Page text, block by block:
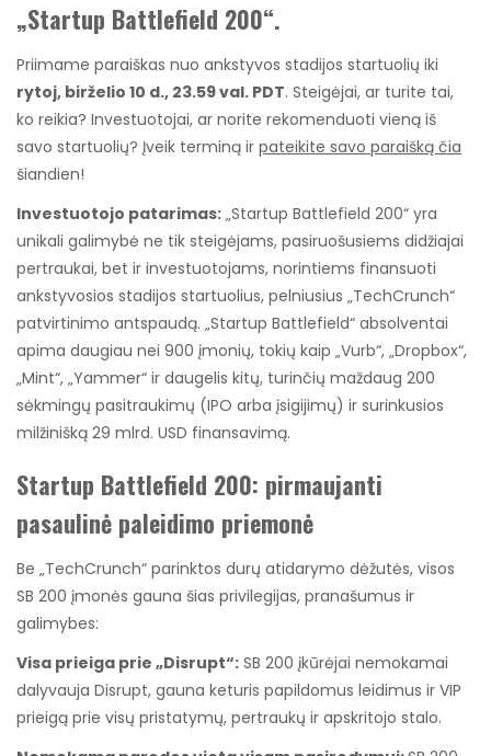
„Startup Battlefield 200“.
Priimame paraiškas nuo ankstyvos stadijos startuolių iki
rytoj, birželio 10 d., 23.59 val. PDT. Steigėjai, ar turite tai,
ko reikia? Investuotojai, ar norite rekomenduoti vieną iš
savo startuolių? Įveik terminą ir pateikite savo paraišką čia
šiandien!
Investuotojo patarimas: „Startup Battlefield 200“ yra
unikali galimybė ne tik steigėjams, pasiruošusiems didžiajai
pertraukai, bet ir investuotojams, norintiems finansuoti
ankstyvosios stadijos startuolius, pelniusius „TechCrunch“
patvirtinimo antspaudą. „Startup Battlefield“ absolventai
apima daugiau nei 900 įmonių, tokių kaip „Vurb“, „Dropbox“,
„Mint“, „Yammer“ ir daugelis kitų, turinčių maždaug 200
sėkmingų pasitraukimų (IPO arba įsigijimų) ir surinkusios
milžinišką 29 mlrd. USD finansavimą.
Startup Battlefield 200: pirmaujanti
pasaulinė paleidimo priemonė
Be „TechCrunch“ parinktos durų atidarymo dėžutės, visos
SB 200 įmonės gauna šias privilegijas, pranašumus ir
galimybes:
Visa prieiga prie „Disrupt“: SB 200 įkūrėjai nemokamai
dalyvauja Disrupt, gauna keturis papildomus leidimus ir VIP
prieigą prie visų pristatymų, pertraukų ir apskritojo stalo.